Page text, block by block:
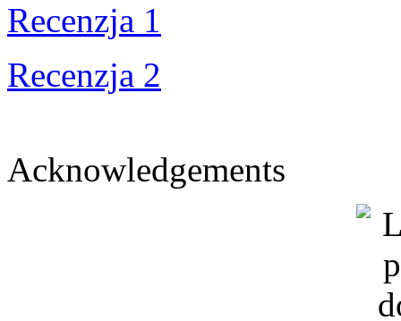
Recenzja 1
Recenzja 2
Acknowledgements